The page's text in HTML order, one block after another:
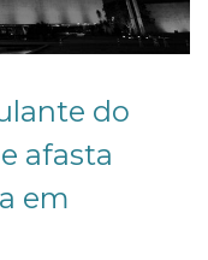
do
afasta
em